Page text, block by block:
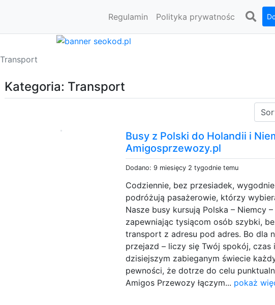
Regulamin Polityka prywatnośc
Transport
Kategoria: Transport
Busy z Polski do Holandii i
Amigosprzewozy.pl
Dodano: 9 miesięcy 2 tygodnie temu
Codziennie, bez przesiadek,
podróżują pasażerowie, którzy
Nasze busy kursują Polska – Niemcy
zapewniając tysiącom osób szybki,
transport z adresu pod adres. Bo dla
przejazd – liczy się Twój spokój, czas
dzisiejszym zabieganym świecie
pewności, że dotrze do celu
Amigos Przewozy łączym... pokaż